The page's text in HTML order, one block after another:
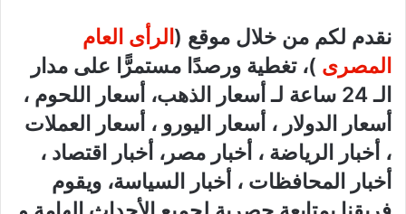
نقدم لكم من خلال موقع ( الرأى العام
المصرى )، تغطية ورصدًا مستمرًّا على مدار
الـ 24 ساعة لـ أسعار الذهب، أسعار اللحوم ،
أسعار الدولار ، أسعار اليورو ، أسعار العملات
، أخبار الرياضة ، أخبار مصر، أخبار اقتصاد ،
أخبار المحافظات ، أخبار السياسة، ويقوم